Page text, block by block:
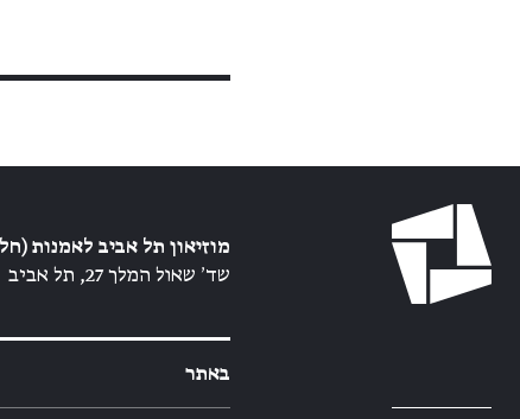
מוזיאון תל אביב לאמנות
שד׳ שאול המלך 27, תל אביב
באתר